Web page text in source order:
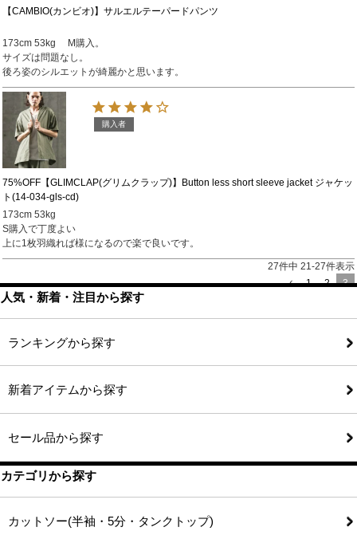
【CAMBIO(カンビオ)】サルエルテーパードパンツ
173cm 53kg 　M購入。
サイズは問題なし。
後ろ姿のシルエットが綺麗かと思います。
75%OFF【GLIMCLAP(グリムクラップ)】Button less short sleeve jacket ジャケッ
ト(14-034-gls-cd)
購入者
173cm 53kg
S購入で丁度よい
上に1枚羽織れば様になるので楽で良いです。
27件中 21-27件表示
1
2 3
人気・新着・注目から探す
ランキングから探す
新着アイテムから探す
セール品から探す
カテゴリから探す
カットソー(半袖・5分・タンクトップ)